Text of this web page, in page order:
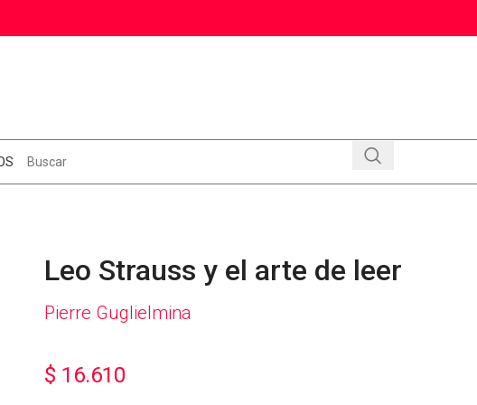
Leo Strauss y el arte de leer
Pierre Guglielmina
$ 16.610